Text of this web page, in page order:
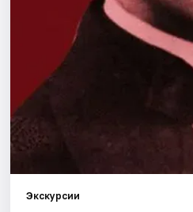
Рейтинги
Экскурсии